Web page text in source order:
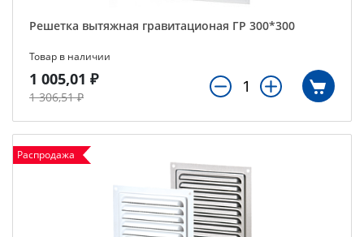
Решетка вытяжная гравитационая ГР 300*300
Товар в наличии
1 005,01 ₽
1 306,51 ₽
Распродажа